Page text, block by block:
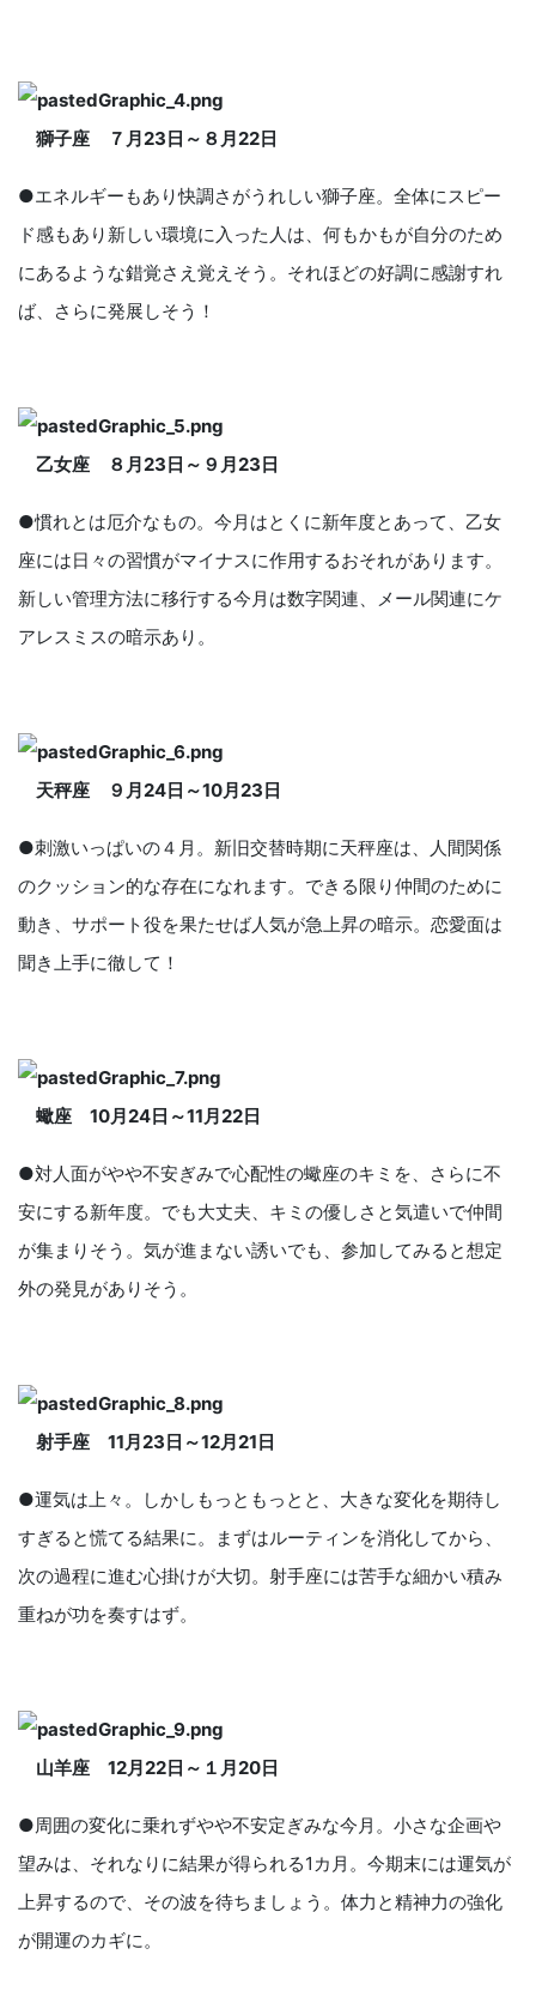
獅子座 ７月23日～８月22日
●エネルギーもあり快調さがうれしい獅子座。全体にスピー
ド感もあり新しい環境に入った人は、何もかもが自分のため
にあるような錯覚さえ覚えそう。それほどの好調に感謝すれ
ば、さらに発展しそう！
乙女座 ８月23日～９月23日
●慣れとは厄介なもの。今月はとくに新年度とあって、乙女
座には日々の習慣がマイナスに作用するおそれがあります。
新しい管理方法に移行する今月は数字関連、メール関連にケ
アレスミスの暗示あり。
天秤座 ９月24日～10月23日
●刺激いっぱいの４月。新旧交替時期に天秤座は、人間関係
のクッション的な存在になれます。できる限り仲間のために
動き、サポート役を果たせば人気が急上昇の暗示。恋愛面は
聞き上手に徹して！
蠍座 10月24日～11月22日
●対人面がやや不安ぎみで心配性の蠍座のキミを、さらに不
安にする新年度。でも大丈夫、キミの優しさと気遣いで仲間
が集まりそう。気が進まない誘いでも、参加してみると想定
外の発見がありそう。
射手座 11月23日～12月21日
●運気は上々。しかしもっともっとと、大きな変化を期待し
すぎると慌てる結果に。まずはルーティンを消化してから、
次の過程に進む心掛けが大切。射手座には苦手な細かい積み
重ねが功を奏すはず。
山羊座 12月22日～１月20日
●周囲の変化に乗れずやや不安定ぎみな今月。小さな企画や
望みは、それなりに結果が得られる1カ月。今期末には運気が
上昇するので、その波を待ちましょう。体力と精神力の強化
が開運のカギに。